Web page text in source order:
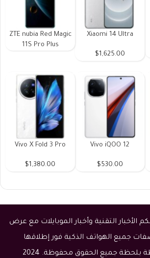
Xiaomi 14 Ultra
$1,625.00
ZTE nubia Red Magic
11S Pro Plus
Vivo iQOO 12
$530.00
Vivo X Fold 3 Pro
$1,380.00
التقنية وأخبار الموبايلات مع عرض
جميع الهواتف الذكية فور إطلاقها
بلحظة جميع الحقوق محفوظة. 2024